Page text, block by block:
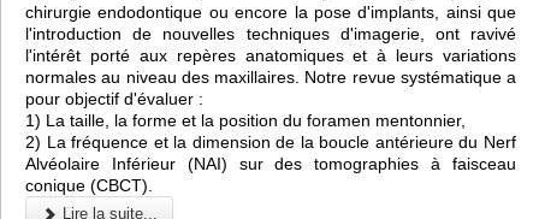
chirurgie endodontique ou encore la pose d'implants, ainsi que
l'introduction de nouvelles techniques d'imagerie, ont ravivé
l'intérêt porté aux repères anatomiques et à leurs variations
normales au niveau des maxillaires. Notre revue systématique a
pour objectif d'évaluer :
1) La taille, la forme et la position du foramen mentonnier,
2) La fréquence et la dimension de la boucle antérieure du Nerf
Alvéolaire Inférieur (NAI) sur des tomographies à faisceau
conique (CBCT).
Lire la suite...